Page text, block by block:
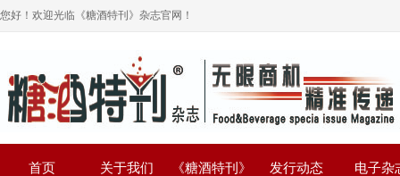
您好！欢迎光临《糖酒特刊》杂志官网！
首页 关于我们 《糖酒特刊》 发行动态 电子杂